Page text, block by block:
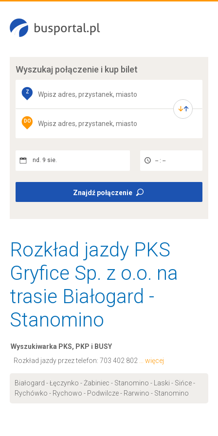
Wyszukaj połączenie i kup bilet
Z
DO
nd. 9 sie. -- : --
Znajdź połączenie
Rozkład jazdy PKS
Gryfice Sp. z o.o. na
trasie Białogard -
Stanomino
Wyszukiwarka PKS, PKP i BUSY
Rozkład jazdy przez telefon: 703 402 802 ... więcej
Białogard - Łęczynko - Żabiniec - Stanomino - Laski - Sińce -
Rychówko - Rychowo - Podwilcze - Rarwino - Stanomino